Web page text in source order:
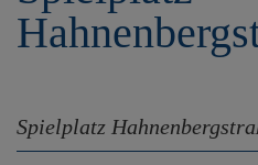
Spielplatz